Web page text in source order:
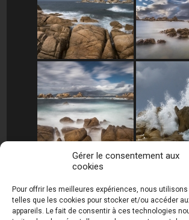
Gérer le consentement aux
cookies
Pour offrir les meilleures expériences, nous
telles que les cookies pour stocker et/ou accéder
appareils. Le fait de consentir à ces technologies